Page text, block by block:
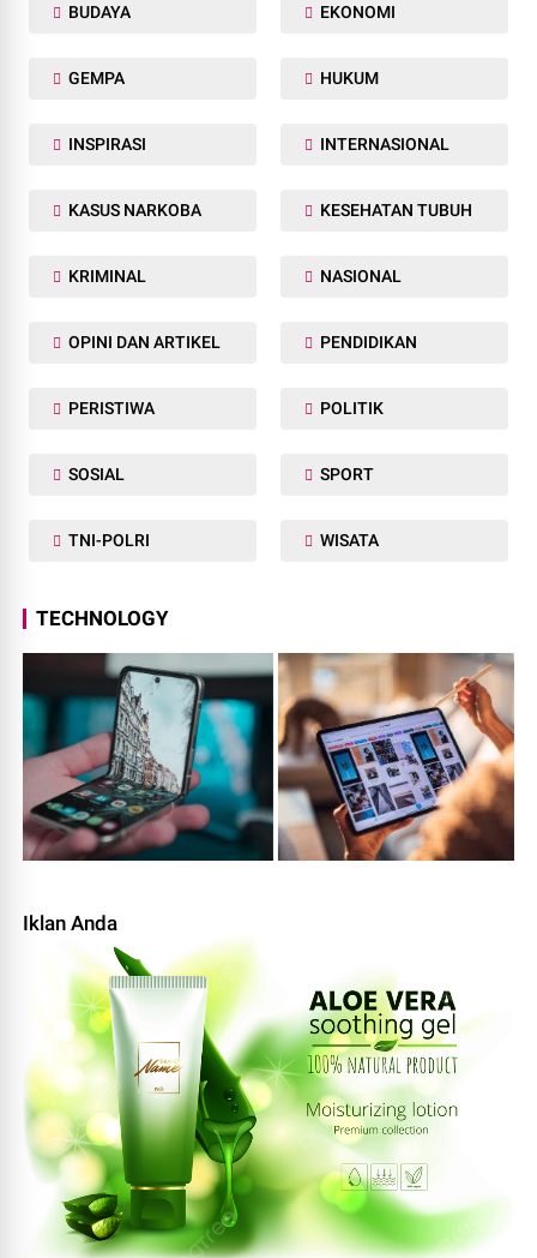
BUDAYA EKONOMI
GEMPA HUKUM
INSPIRASI INTERNASIONAL
KASUS NARKOBA KESEHATAN TUBUH
KRIMINAL NASIONAL
OPINI DAN ARTIKEL PENDIDIKAN
PERISTIWA POLITIK
SOSIAL SPORT
TNI-POLRI WISATA
TECHNOLOGY
Iklan Anda